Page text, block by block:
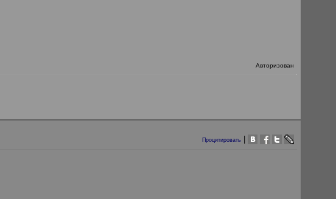
Авторизован
Процитировать